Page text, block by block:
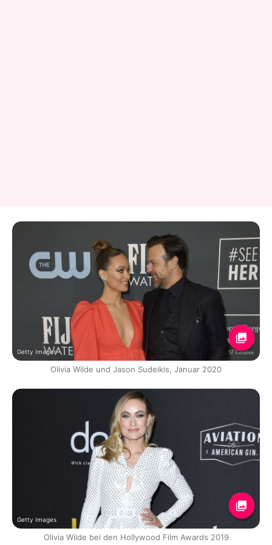
Getty Images
Olivia Wilde und Jason Sudeikis, Januar 2020
Getty Images
Olivia Wilde bei den Hollywood Film Awards 2019